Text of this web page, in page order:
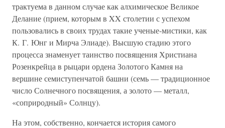
трактуема в данном случае как алхимическое Великое
Делание (прием, которым в XX столетии с успехом
пользовались в своих трудах такие ученые-мистики, как
К. Г. Юнг и Мирча Элиаде). Высшую стадию этого
процесса знаменует таинство посвящения Христиана
Розенкрейца в рыцари ордена Золотого Камня на
вершине семиступенчатой башни (семь — традиционное
число Солнечного посвящения, а золото — металл,
«соприродный» Солнцу).
На этом, собственно, кончается история самого